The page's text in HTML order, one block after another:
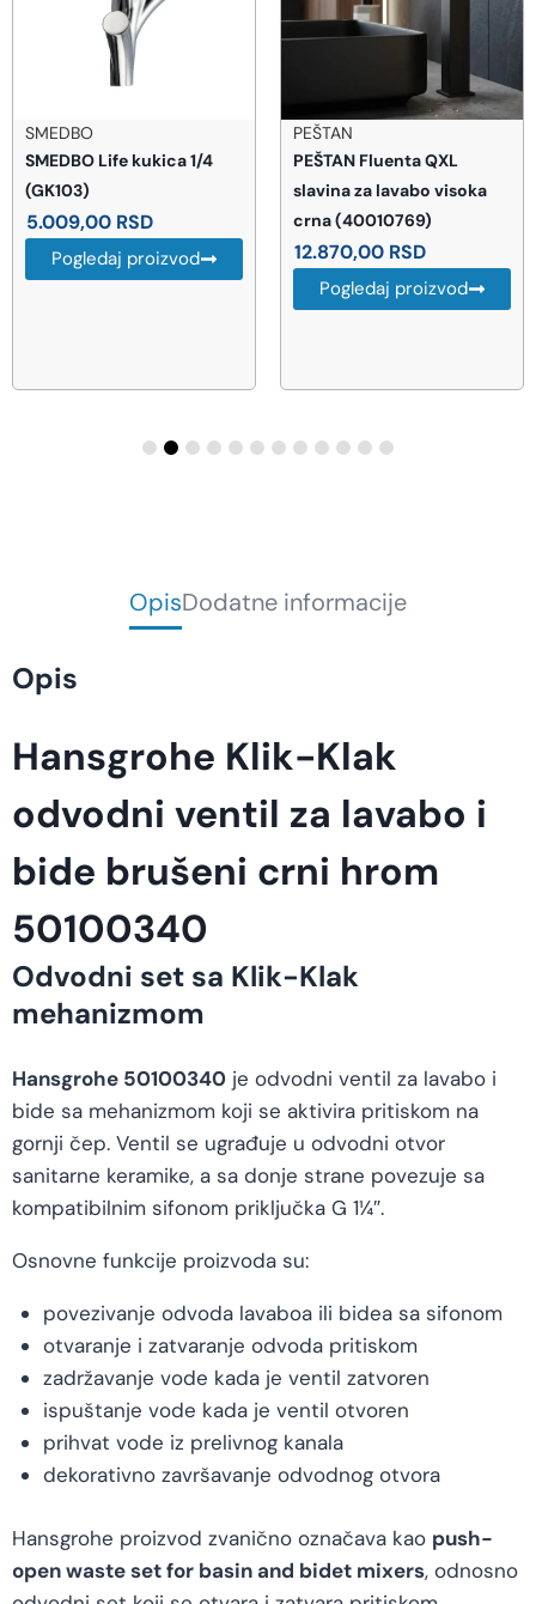
SMEDBO
SMEDBO Life kukica 1/4
(GK103)
5.009,00 RSD
Pogledaj proizvod
PEŠTAN
PEŠTAN Fluenta QXL
slavina za lavabo visoka
crna (40010769)
12.870,00 RSD
Pogledaj proizvod
OpisDodatne informacije
Opis
Hansgrohe Klik-Klak
odvodni ventil za lavabo i
bide brušeni crni hrom
50100340
Odvodni set sa Klik-Klak
mehanizmom
Hansgrohe 50100340 je odvodni ventil za lavabo i
bide sa mehanizmom koji se aktivira pritiskom na
gornji čep. Ventil se ugrađuje u odvodni otvor
sanitarne keramike, a sa donje strane povezuje sa
kompatibilnim sifonom priključka G 1¼″.
Osnovne funkcije proizvoda su:
povezivanje odvoda lavaboa ili bidea sa sifonom
otvaranje i zatvaranje odvoda pritiskom
zadržavanje vode kada je ventil zatvoren
ispuštanje vode kada je ventil otvoren
prihvat vode iz prelivnog kanala
dekorativno završavanje odvodnog otvora
Hansgrohe proizvod zvanično označava kao push-
open waste set for basin and bidet mixers, odnosno